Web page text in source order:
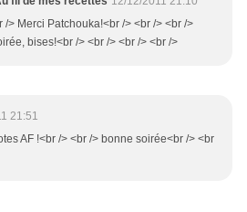
/> Merci Patchouka!<br /> <br /> <br />
bises!<br /> <br /> <br /> <br />
21:51
AF !<br /> <br /> bonne soirée<br /> <br